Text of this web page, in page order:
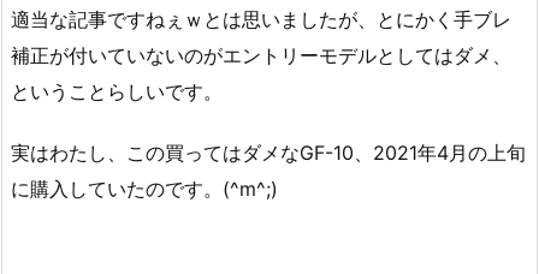
適当な記事ですねぇｗとは思いましたが、とにかく手ブレ
補正が付いていないのがエントリーモデルとしてはダメ、
ということらしいです。
実はわたし、この買ってはダメなGF-10、2021年4月の上旬
に購入していたのです。(^m^;)